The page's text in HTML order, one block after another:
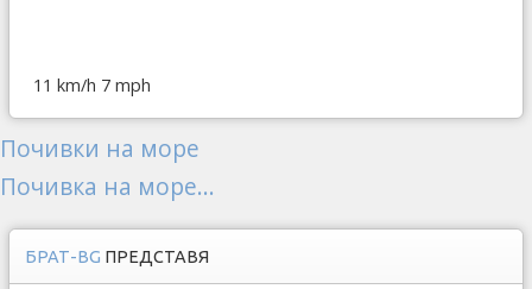
11 km/h 7 mph
Почивки на море
Почивка на море...
БРАТ-BG ПРЕДСТАВЯ